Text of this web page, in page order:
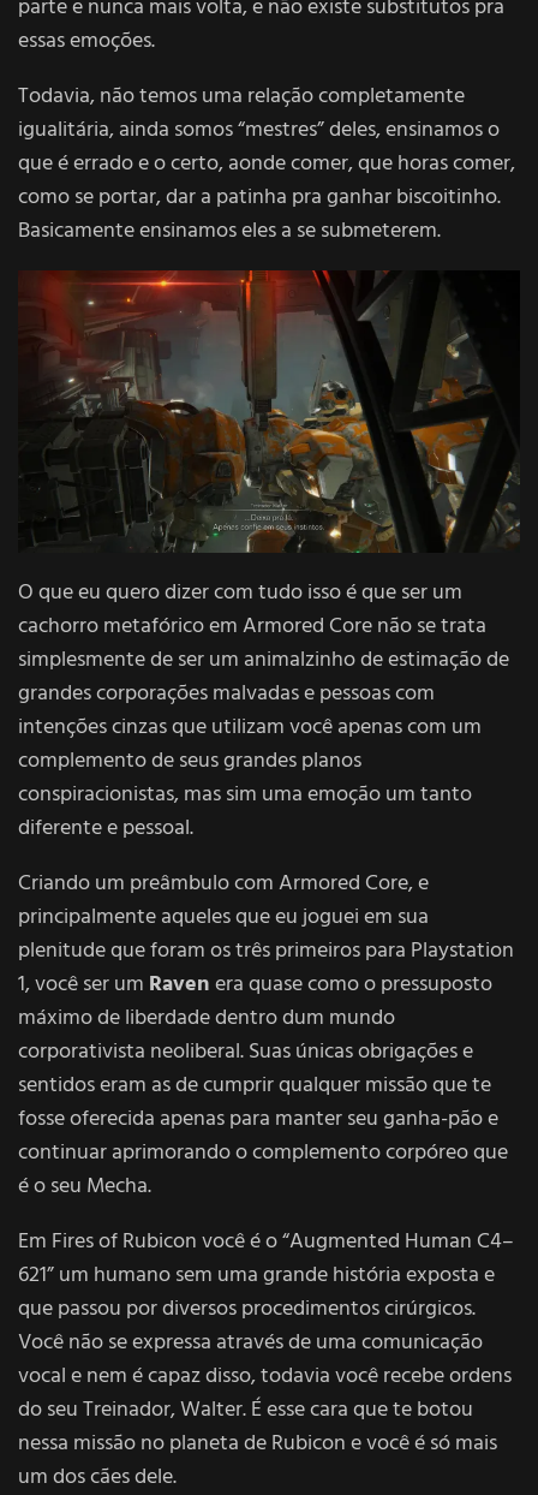
parte e nunca mais volta, e não existe substitutos pra
essas emoções.
Todavia, não temos uma relação completamente
igualitária, ainda somos “mestres” deles, ensinamos o
que é errado e o certo, aonde comer, que horas comer,
como se portar, dar a patinha pra ganhar biscoitinho.
Basicamente ensinamos eles a se submeterem.
O que eu quero dizer com tudo isso é que ser um
cachorro metafórico em Armored Core não se trata
simplesmente de ser um animalzinho de estimação de
grandes corporações malvadas e pessoas com
intenções cinzas que utilizam você apenas com um
complemento de seus grandes planos
conspiracionistas, mas sim uma emoção um tanto
diferente e pessoal.
Criando um preâmbulo com Armored Core, e
principalmente aqueles que eu joguei em sua
plenitude que foram os três primeiros para Playstation
1, você ser um Ravenera quase como o pressuposto
máximo de liberdade dentro dum mundo
corporativista neoliberal. Suas únicas obrigações e
sentidos eram as de cumprir qualquer missão que te
fosse oferecida apenas para manter seu ganha-pão e
continuar aprimorando o complemento corpóreo que
é o seu Mecha.
Em Fires of Rubicon você é o “Augmented Human C4–
621” um humano sem uma grande história exposta e
que passou por diversos procedimentos cirúrgicos.
Você não se expressa através de uma comunicação
vocal e nem é capaz disso, todavia você recebe ordens
do seu Treinador, Walter. É esse cara que te botou
nessa missão no planeta de Rubicon e você é só mais
um dos cães dele.